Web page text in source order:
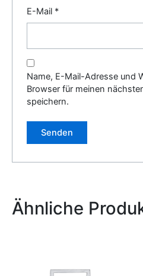
E-Mail *
Name, E-Mail-Adresse und
Browser für meinen
speichern.
Ähnliche